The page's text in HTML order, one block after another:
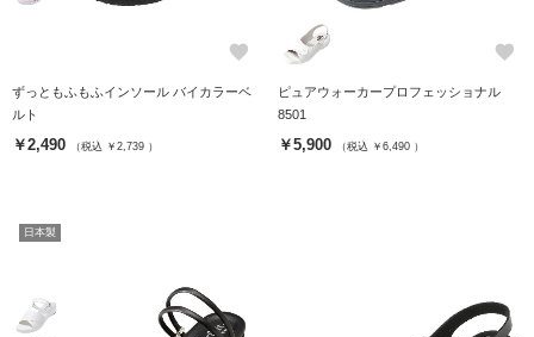
favorite
ずっともふもふインソール バイカラーベ
ルト
￥2,490 （税込 ￥2,739 ）
favorite
ピュアウォーカープロフェッショナル
8501
￥5,900 （税込 ￥6,490 ）
日本製